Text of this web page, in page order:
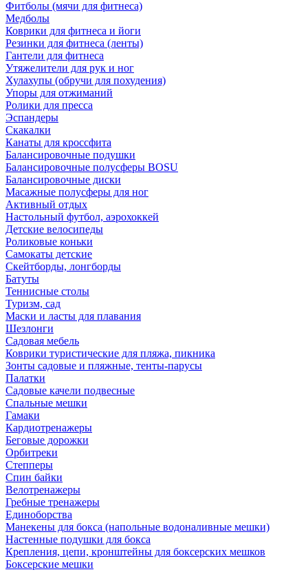
Фитболы (мячи для фитнеса)
Медболы
Коврики для фитнеса и йоги
Резинки для фитнеса (ленты)
Гантели для фитнеса
Утяжелители для рук и ног
Хулахупы (обручи для похудения)
Упоры для отжиманий
Ролики для пресса
Эспандеры
Скакалки
Канаты для кроссфита
Балансировочные подушки
Балансировочные полусферы BOSU
Балансировочные диски
Масажные полусферы для ног
Активный отдых
Настольный футбол, аэрохоккей
Детские велосипеды
Роликовые коньки
Самокаты детские
Скейтборды, лонгборды
Батуты
Теннисные столы
Туризм, сад
Маски и ласты для плавания
Шезлонги
Садовая мебель
Коврики туристические для пляжа, пикника
Зонты садовые и пляжные, тенты-парусы
Палатки
Садовые качели подвесные
Спальные мешки
Гамаки
Кардиотренажеры
Беговые дорожки
Орбитреки
Степперы
Спин байки
Велотренажеры
Гребные тренажеры
Единоборства
Манекены для бокса (напольные водоналивные мешки)
Настенные подушки для бокса
Крепления, цепи, кронштейны для боксерских мешков
Боксерские мешки